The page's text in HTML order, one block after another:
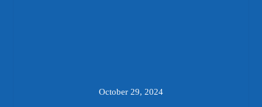
October 29, 2024